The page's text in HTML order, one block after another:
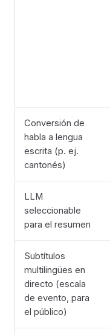
Conversión de
habla a lengua
escrita (p. ej.
cantonés)
LLM
seleccionable
para el resumen
Subtítulos
multilingües en
directo (escala
de evento, para
el público)